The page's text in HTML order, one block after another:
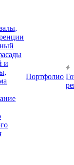
и
Портфолио